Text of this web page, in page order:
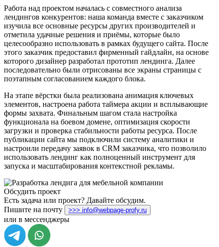
Работа над проектом началась с совместного анализа
лендингов конкурентов: наша команда вместе с заказчиком
изучила все основные ресурсы других производителей и
отметила удачные решения и приёмы, которые было
целесообразно использовать в рамках будущего сайта. После
этого заказчик предоставил фирменный гайдлайн, на основе
которого дизайнер разработал прототип лендинга. Далее
последовательно были отрисованы все экраны страницы с
поэтапным согласованием каждого блока.
На этапе вёрстки была реализована анимация ключевых
элементов, настроена работа таймера акции и всплывающие
формы захвата. Финальным шагом стала настройка
функционала на боевом домене, оптимизация скорости
загрузки и проверка стабильности работы ресурса. После
публикации сайта мы подключили систему аналитики и
настроили передачу заявок в CRM заказчика, что позволило
использовать лендинг как полноценный инструмент для
запуска и масштабирования контекстной рекламы.
Обсудить проект
Есть задача или проект? Давайте обсудим.
Пишите на почту
>>> info@webpage-profy.ru
или в мессенджеры